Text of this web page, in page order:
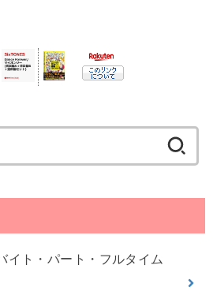
索:
イト・パート・フルタイム